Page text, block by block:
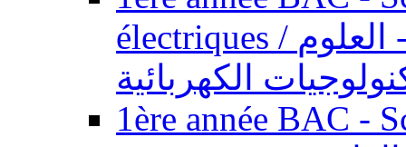
électriques / السنة الأولى باكالوريا - العلوم
الكهربائية
1ère année BAC -